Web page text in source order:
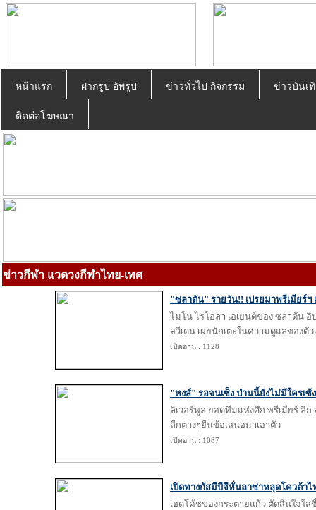
หน้าแรก ฝากรูป อัพรูป ข่าวทั่วไป กิจกรรม ข่าวบันเ
ติดต่อโฆษณา
ข่าวกีฬา แวดวงกีฬาไทย-เทศ
"ซลาตัน" รายวัน!! เปรยมาพรีเมียร์ฯ
ไมโน ไรโอลา เอเยนต์ของ ซลาตัน
สวีเดน เผยนักเตะในความดูแลของตัว
เปิดอ่าน : 1128
"หงส์" รอจนเซ็ง ป่านนี้ยังไม่มีใครเซ้
ลิเวอร์พูล ยอดทีมแห่งศึก พรีเมียร์ ลี
ลีกต่างๆยื่นข้อเสนอมาเอาตัว
เปิดอ่าน : 1087
เปิดทางกัสมีบีจีหั่นลาซ่าหลุดโควต้าไ
เฮดโค้ชของกระต่ายแก้ว ตัดสินใจใ